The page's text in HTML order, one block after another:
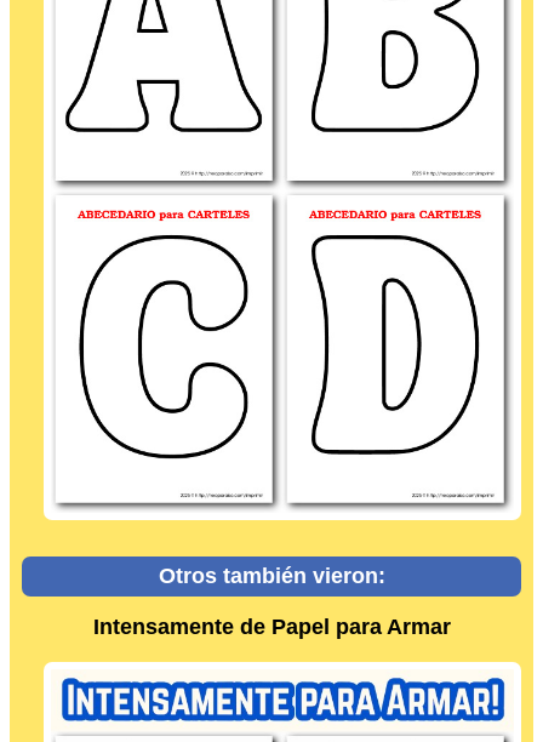
Otros también vieron:
Intensamente de Papel para Armar